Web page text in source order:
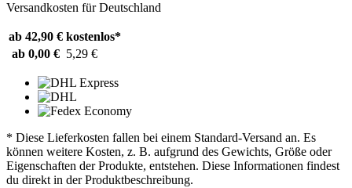
Versandkosten für Deutschland
ab 42,90 € kostenlos*
ab 0,00 € 5,29 €
* Diese Lieferkosten fallen bei einem Standard-Versand an. Es
können weitere Kosten, z. B. aufgrund des Gewichts, Größe oder
Eigenschaften der Produkte, entstehen. Diese Informationen findest
du direkt in der Produktbeschreibung.